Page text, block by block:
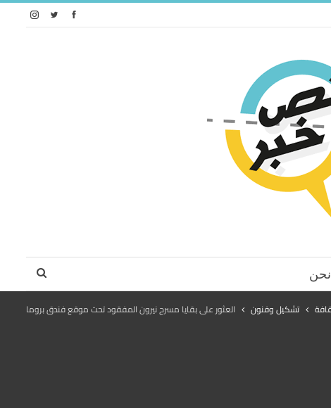
تشكيل وفنون العثور على بقايا مسرح نيرون المفقود تحت موقع فندق بروما